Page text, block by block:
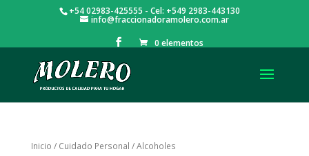
+54 02983-425555 - Cel: +549 2983-443130
info@fraccionadoramolero.com.ar
0 elementos
Inicio / Cuidado Personal / Alcoholes